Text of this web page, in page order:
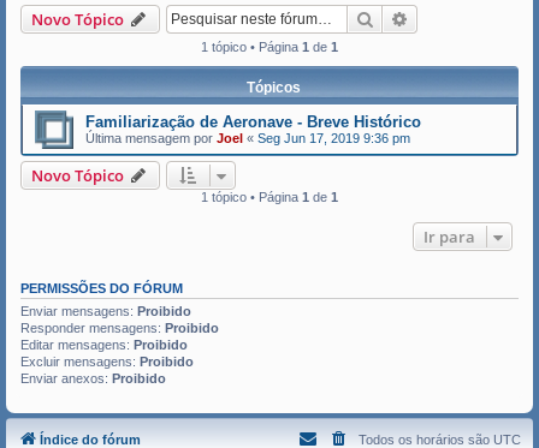
Novo Tópico Pesquisar
1 tópico • Página 1 de 1
Tópicos
Familiarização de Aeronave - Breve Histórico
Última mensagem por Joel « Seg Jun 17, 2019 9:36 pm
Novo Tópico
1 tópico • Página 1 de 1
Ir para
PERMISSÕES DO FÓRUM
Enviar mensagens: Proibido
Responder mensagens: Proibido
Editar mensagens: Proibido
Excluir mensagens: Proibido
Enviar anexos: Proibido
Índice do fórum Todos os horários são UTC